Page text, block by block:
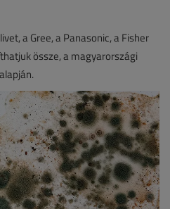
a Gree, a Panasonic, a Fisher
össze, a magyarországi